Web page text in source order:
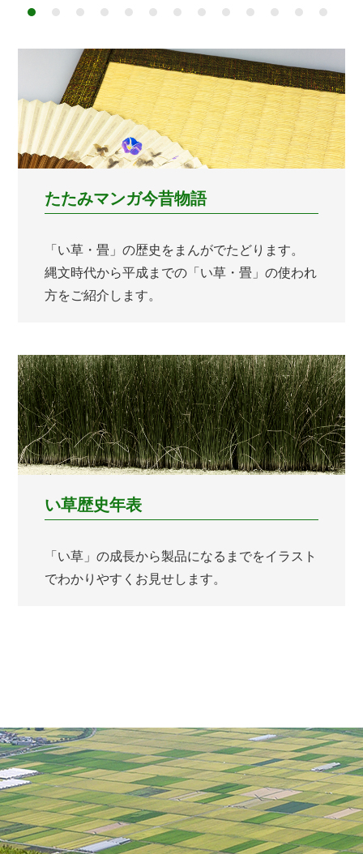
たたみマンガ今昔物語
「い草・畳」の歴史をまんがでたどります。
縄文時代から平成までの「い草・畳」の使われ
方をご紹介します。
い草歴史年表
「い草」の成長から製品になるまでをイラスト
でわかりやすくお見せします。